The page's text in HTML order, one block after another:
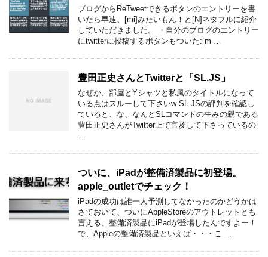
ブログからReTweetできるボタンのエントリーを書
いたら早速、[mi]みたいもん！と[N]ネタフルに紹介
していただきました。 ・自分のブログのエントリー
にtwitterに投稿するボタンもついた:[m …
豊田正史さんとTwitterと「SL.JS」
なぜか、部屋とYシャツと私風のタイトルになって
いる点はスルーして下さいw SL.JSの評判を確認し
ていると、な、なんとSLコマンドの生みの親である
豊田正史さんがTwitter上で言及して下さっているの
…
ついに、iPadが整備済製品に初登場。
apple_outletでチェック！
iPadの成功は誰一人予測してなかったのかどうかは
さておいて、ついにAppleStoreのアウトレットとも
言える、整備済製品にiPadが登場したんですよー！
で、Appleの整備済製品といえば・・・こ …